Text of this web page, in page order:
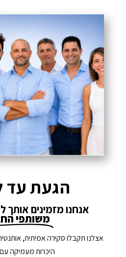
הגעת עד
אנחנו מזמינים
משותפי
אצלנו תקבלו סקירה אמיתית,
היכרות מעמיקה